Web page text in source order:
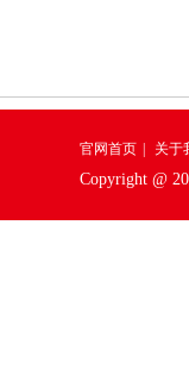
官网首页 关于
Copyright @